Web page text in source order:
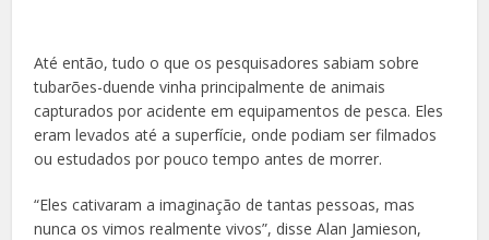
Até então, tudo o que os pesquisadores sabiam sobre
tubarões-duende vinha principalmente de animais
capturados por acidente em equipamentos de pesca. Eles
eram levados até a superfície, onde podiam ser filmados
ou estudados por pouco tempo antes de morrer.
“Eles cativaram a imaginação de tantas pessoas, mas
nunca os vimos realmente vivos”, disse Alan Jamieson,